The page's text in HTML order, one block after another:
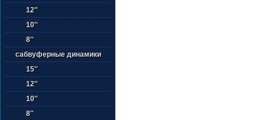
12''
10''
8''
сабвуферные динамики
15''
12''
10''
8''